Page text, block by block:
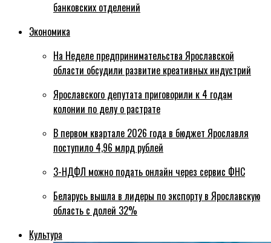
банковских отделений
Экономика
На Неделе предпринимательства Ярославской
области обсудили развитие креативных индустрий
Ярославского депутата приговорили к 4 годам
колонии по делу о растрате
В первом квартале 2026 года в бюджет Ярославля
поступило 4,96 млрд рублей
3-НДФЛ можно подать онлайн через сервис ФНС
Беларусь вышла в лидеры по экспорту в Ярославскую
область с долей 32%
Культура